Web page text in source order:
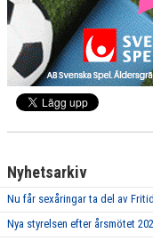
Nyhetsarkiv
Nu får sexåringar ta del av
Nya styrelsen efter årsmötet